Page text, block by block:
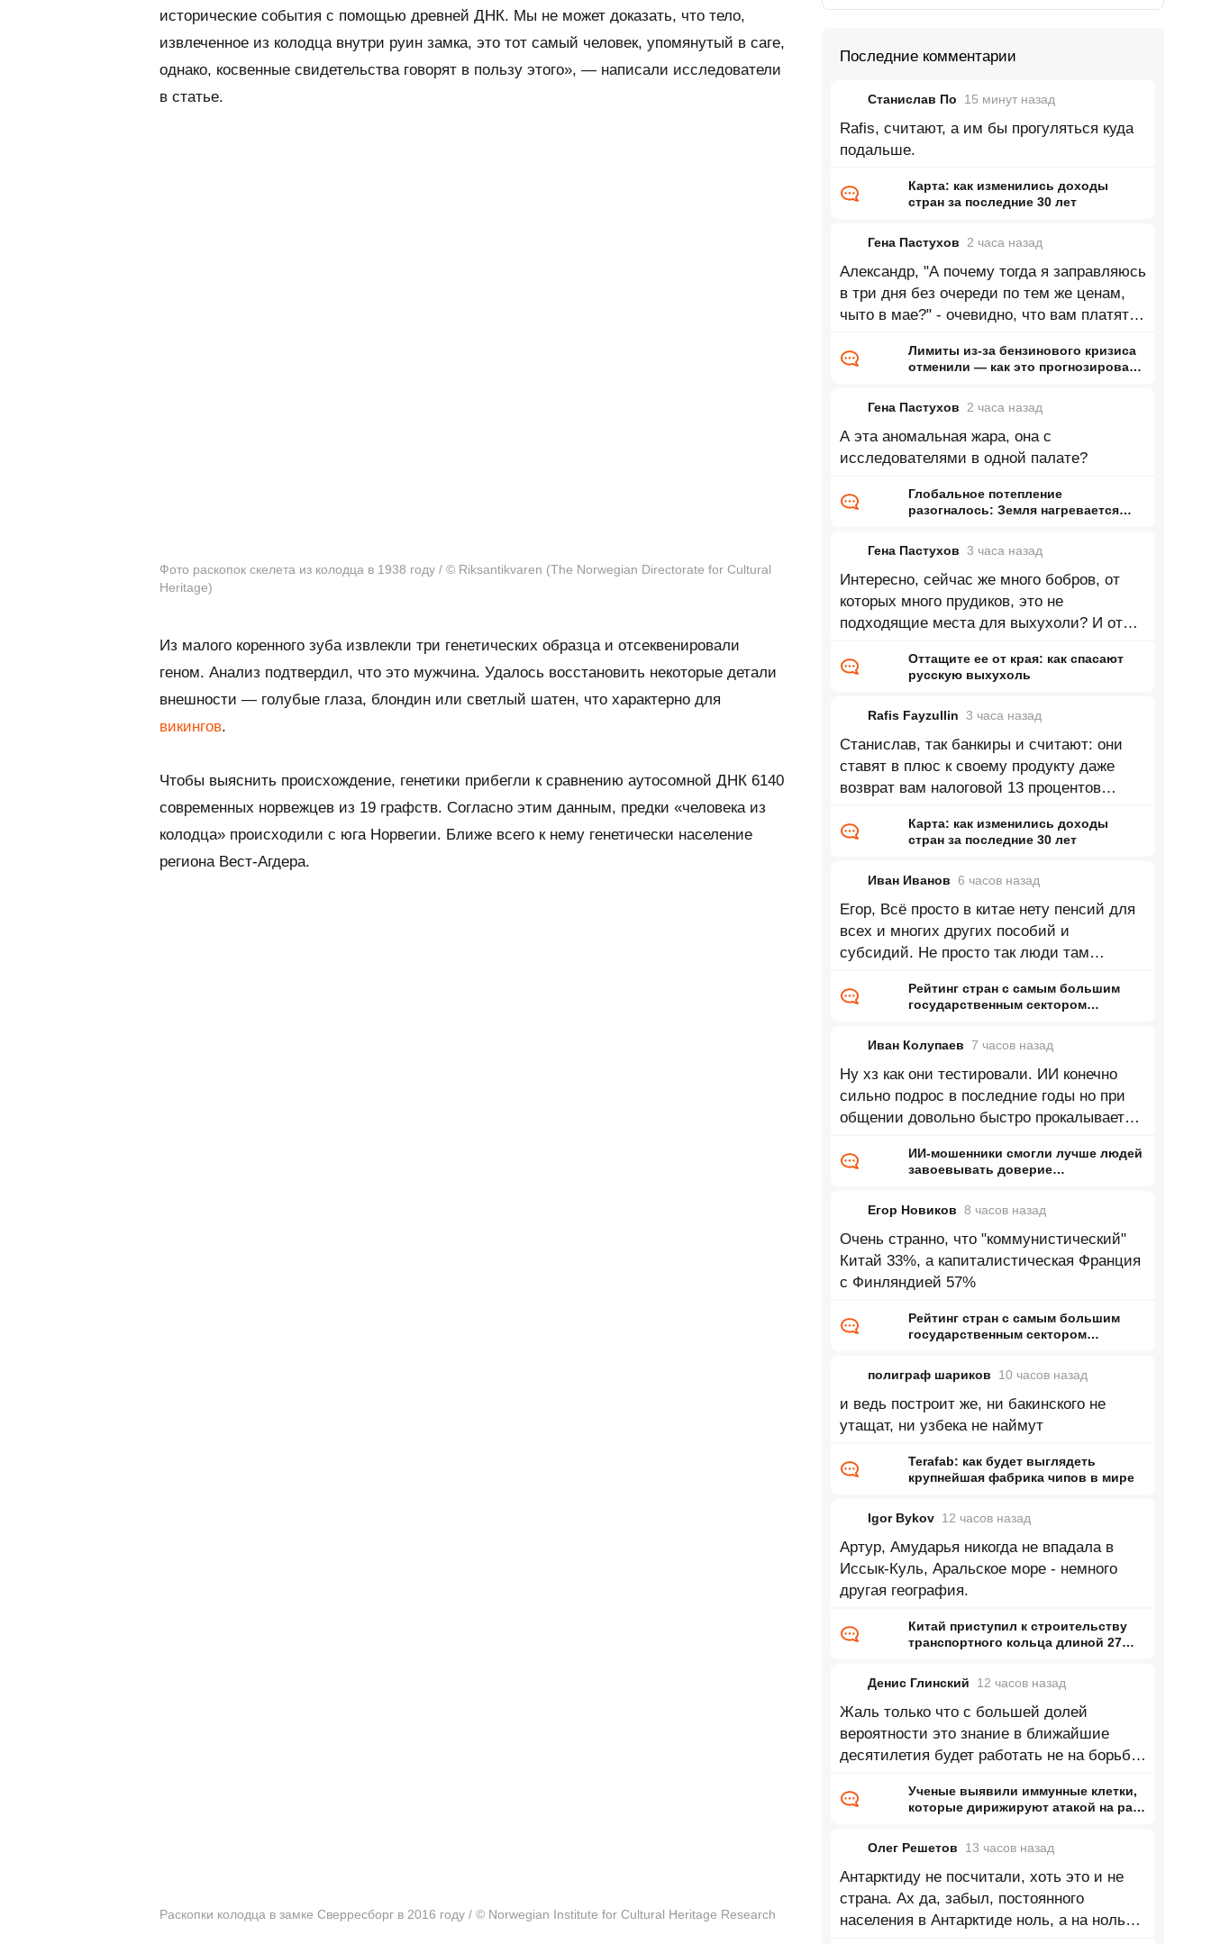
исторические события с помощью древней ДНК. Мы не может доказать, что тело,
извлеченное из колодца внутри руин замка, это тот самый человек, упомянутый в саге,
однако, косвенные свидетельства говорят в пользу этого», — написали исследователи
в статье.
Фото раскопок скелета из колодца в 1938 году / © Riksantikvaren (The Norwegian Directorate for Cultural
Heritage)
Из малого коренного зуба извлекли три генетических образца и отсеквенировали
геном. Анализ подтвердил, что это мужчина. Удалось восстановить некоторые детали
внешности — голубые глаза, блондин или светлый шатен, что характерно для
викингов.
Чтобы выяснить происхождение, генетики прибегли к сравнению аутосомной ДНК 6140
современных норвежцев из 19 графств. Согласно этим данным, предки «человека из
колодца» происходили с юга Норвегии. Ближе всего к нему генетически население
региона Вест-Агдера.
Раскопки колодца в замке Сверресборг в 2016 году / © Norwegian Institute for Cultural Heritage Research
Последние комментарии
Станислав По 15 минут назад
Rafis, считают, а им бы прогуляться куда
подальше.
Карта: как изменились доходы
стран за последние 30 лет
Гена Пастухов 2 часа назад
Александр, "А почему тогда я заправляюсь
в три дня без очереди по тем же ценам,
чыто в мае?" - очевидно, что вам платят
Лимиты из-за бензинового кризиса
отменили — как это прогнозировал
Гена Пастухов
2 часа назад
А эта аномальная жара, она с
исследователями в одной палате?
Глобальное потепление
разогналось: Земля нагревается
Гена Пастухов 3 часа назад
Интересно, сейчас же много бобров, от
которых много прудиков, это не
подходящие места для выхухоли? И от
Оттащите ее от края: как спасают
русскую выхухоль
Rafis Fayzullin 3 часа назад
Станислав, так банкиры и считают: они
ставят в плюс к своему продукту даже
возврат вам налоговой 13 процентов
Карта: как изменились доходы
стран за последние 30 лет
Иван Иванов 6 часов назад
Егор, Всё просто в китае нету пенсий для
всех и многих других пособий и
субсидий. Не просто так люди там
Рейтинг стран с самым большим
государственным сектором
Иван Колупаев 7 часов назад
Ну хз как они тестировали. ИИ конечно
сильно подрос в последние годы но при
общении довольно быстро прокалывается.
ИИ-мошенники смогли лучше людей
завоевывать доверие
Егор Новиков 8 часов назад
Очень странно, что "коммунистический"
Китай 33%, а капиталистическая Франция
с Финляндией 57%
Рейтинг стран с самым большим
государственным сектором
полиграф шариков
10 часов назад
и ведь построит же, ни бакинского не
утащат, ни узбека не наймут
Terafab: как будет выглядеть
крупнейшая фабрика чипов в мире
Igor Bykov 12 часов назад
Артур, Амударья никогда не впадала в
Иссык-Куль, Аральское море - немного
другая география.
Китай приступил к строительству
транспортного кольца длиной 27
Денис Глинский
12 часов назад
Жаль только что с большей долей
вероятности это знание в ближайшие
десятилетия будет работать не на борьбу
Ученые выявили иммунные клетки,
которые дирижируют атакой на рак,
Олег Решетов
13 часов назад
Антарктиду не посчитали, хоть это и не
страна. Ах да, забыл, постоянного
населения в Антарктиде ноль, а на ноль